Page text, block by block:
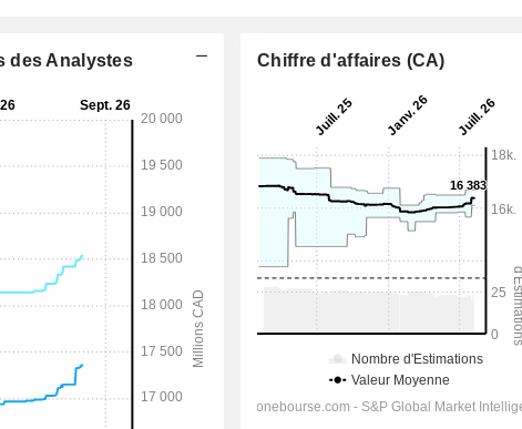
des Analystes Chiffre d'affaires (CA)